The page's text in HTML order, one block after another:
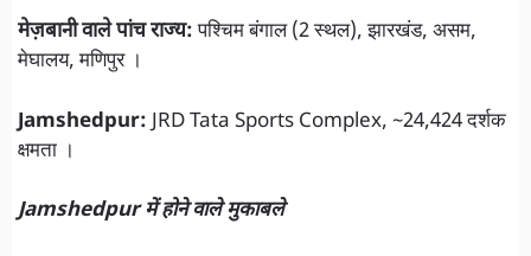
मेज़बानी वाले पांच राज्य:पश्चिम बंगाल (2 स्थल), झारखंड, असम,
मेघालय, मणिपुर ।
Jamshedpur:JRD Tata Sports Complex, ~24,424 दर्शक
क्षमता ।
Jamshedpur में होने वाले मुकाबले